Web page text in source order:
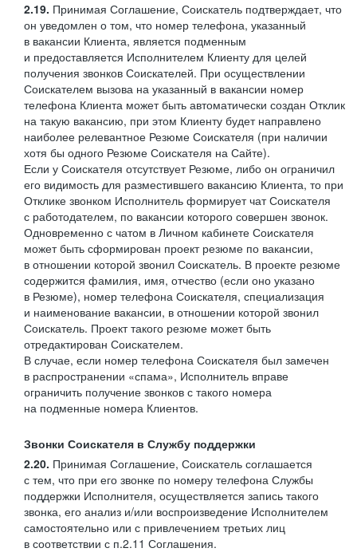
2.19. Принимая Соглашение, Соискатель подтверждает, что
он уведомлен о том, что номер телефона, указанный
в вакансии Клиента, является подменным
и предоставляется Исполнителем Клиенту для целей
получения звонков Соискателей. При осуществлении
Соискателем вызова на указанный в вакансии номер
телефона Клиента может быть автоматически создан Отклик
на такую вакансию, при этом Клиенту будет направлено
наиболее релевантное Резюме Соискателя (при наличии
хотя бы одного Резюме Соискателя на Сайте).
Если у Соискателя отсутствует Резюме, либо он ограничил
его видимость для разместившего вакансию Клиента, то при
Отклике звонком Исполнитель формирует чат Соискателя
с работодателем, по вакансии которого совершен звонок.
Одновременно с чатом в Личном кабинете Соискателя
может быть сформирован проект резюме по вакансии,
в отношении которой звонил Соискатель. В проекте резюме
содержится фамилия, имя, отчество (если оно указано
в Резюме), номер телефона Соискателя, специализация
и наименование вакансии, в отношении которой звонил
Соискатель. Проект такого резюме может быть
отредактирован Соискателем.
В случае, если номер телефона Соискателя был замечен
в распространении «спама», Исполнитель вправе
ограничить получение звонков с такого номера
на подменные номера Клиентов.
Звонки Соискателя в Службу поддержки
2.20. Принимая Соглашение, Соискатель соглашается
с тем, что при его звонке по номеру телефона Службы
поддержки Исполнителя, осуществляется запись такого
звонка, его анализ и/или воспроизведение Исполнителем
самостоятельно или с привлечением третьих лиц
в соответствии с п.2.11 Соглашения.